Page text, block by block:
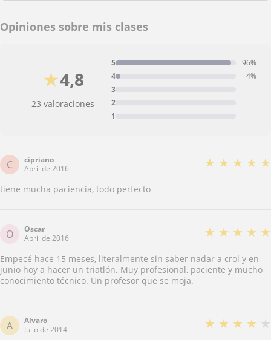
Opiniones sobre mis clases
4,8
★
23 valoraciones
1
2
3
4 4%
5 96%
C
cipriano
Abril de 2016
★ ★ ★ ★ ★
tiene mucha paciencia, todo perfecto
O
Oscar
Abril de 2016
★ ★ ★ ★ ★
Empecé hace 15 meses, literalmente sin saber nadar a crol y en
junio hoy a hacer un triatlón. Muy profesional, paciente y mucho
conocimiento técnico. Un profesor que se moja.
A
Alvaro
Julio de 2014
★ ★ ★ ★ ★